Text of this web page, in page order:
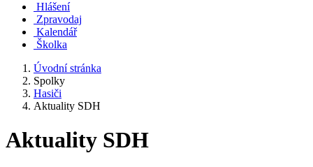
Hlášení
Zpravodaj
Kalendář
Školka
Úvodní stránka
Spolky
Hasiči
Aktuality SDH
Aktuality SDH